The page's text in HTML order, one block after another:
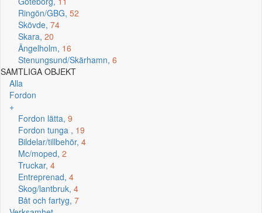
Ringön/GBG, 52
Skövde, 74
Skara, 20
Ängelholm, 16
Stenungsund/Skärhamn, 6
SAMTLIGA OBJEKT
Alla
Fordon
+
Fordon lätta, 9
Fordon tunga , 19
Bildelar/tillbehör, 4
Mc/moped, 2
Truckar, 4
Entreprenad, 4
Skog/lantbruk, 4
Båt och fartyg, 7